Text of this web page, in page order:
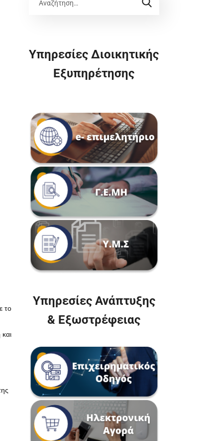
το
Υπηρεσίες Διοικητικής
Εξυπηρέτησης
Υπηρεσίες Ανάπτυξης
& Εξωστρέφειας